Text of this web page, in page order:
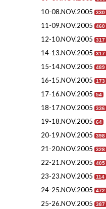
10-08.NOV.2005 330
11-09.NOV.2005 460
12-10.NOV.2005 317
14-13.NOV.2005 317
15-14.NOV.2005 489
16-15.NOV.2005 173
17-16.NOV.2005 54
18-17.NOV.2005 336
19-18.NOV.2005 64
20-19.NOV.2005 398
21-20.NOV.2005 328
22-21.NOV.2005 405
23-23.NOV.2005 114
24-25.NOV.2005 472
25-26.NOV.2005 387